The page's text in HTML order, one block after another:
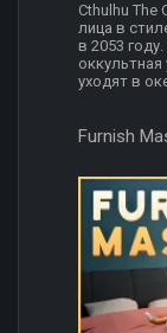
Cthulhu The
лица в
в 2053
уходят в
Furnish